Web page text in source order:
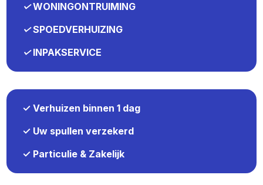
✓WONINGONTRUIMING
✓SPOEDVERHUIZING
✓INPAKSERVICE
✓ Verhuizen binnen 1 dag
✓ Uw spullen verzekerd
✓ Particulie & Zakelijk